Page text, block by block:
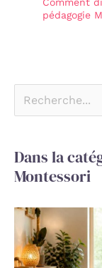
pédagogie
Dans la
Montessori